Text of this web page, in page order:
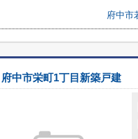
府中市
府中市栄町1丁目新築戸建